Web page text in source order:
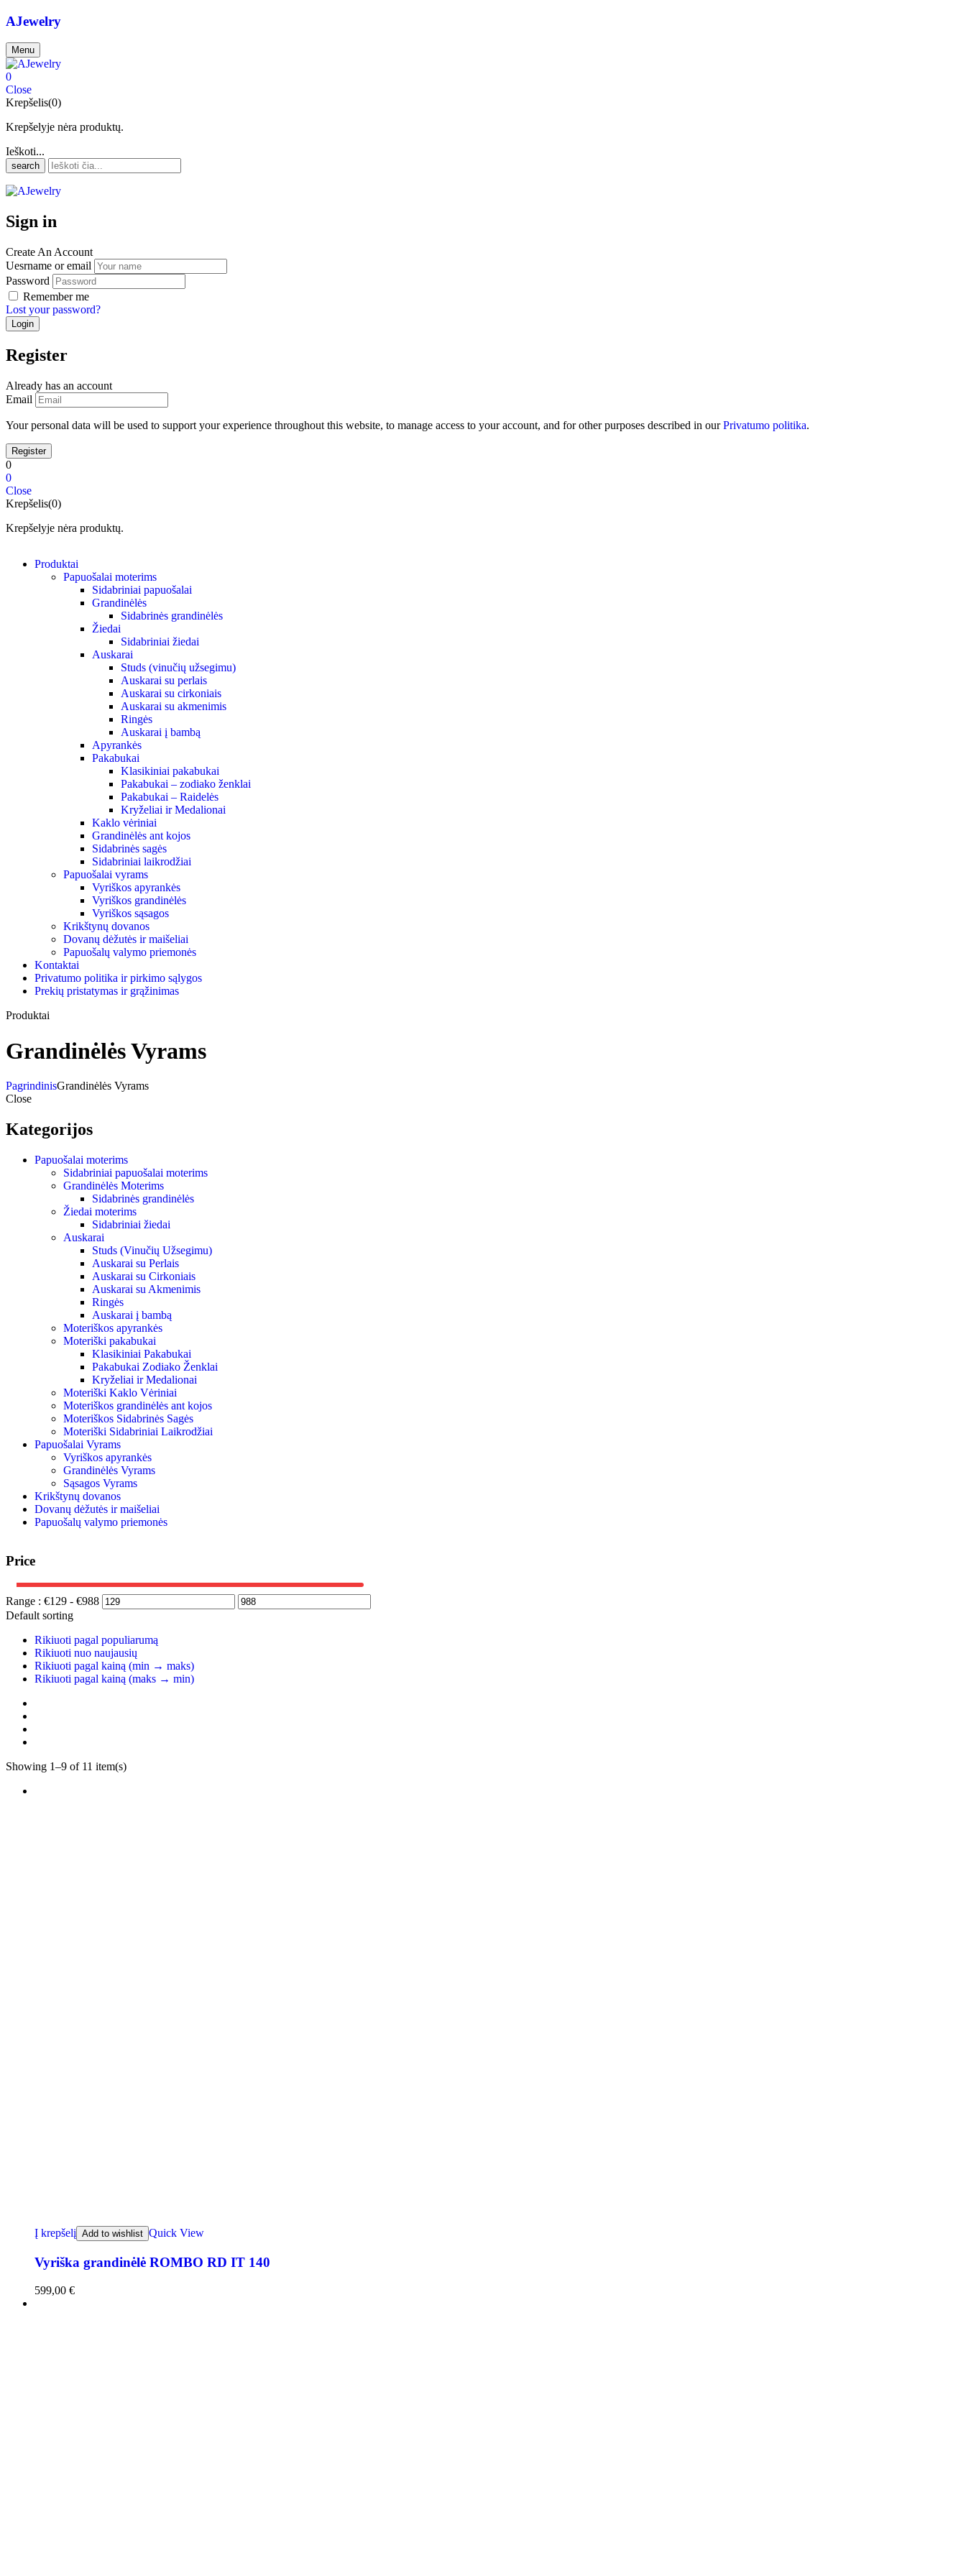
AJewelry
Menu
0
Close
Krepšelis(0)
Krepšelyje nėra produktų.
Ieškoti...
search
Sign in
Create An Account
Uesrname or email
Password
Remember me
Lost your password?
Register
Already has an account
Email
Your personal data will be used to support your experience throughout this website, to manage access to your account, and for other purposes described in ourPrivatumo politika.
0
0
Close
Krepšelis(0)
Krepšelyje nėra produktų.
Produktai
Papuošalai moterims
Sidabriniai papuošalai
Grandinėlės
Sidabrinės grandinėlės
Žiedai
Sidabriniai žiedai
Auskarai
Studs (vinučių užsegimu)
Auskarai su perlais
Auskarai su cirkoniais
Auskarai su akmenimis
Ringės
Auskarai į bambą
Apyrankės
Pakabukai
Klasikiniai pakabukai
Pakabukai – zodiako ženklai
Pakabukai – Raidelės
Kryželiai ir Medalionai
Kaklo vėriniai
Grandinėlės ant kojos
Sidabrinės sagės
Sidabriniai laikrodžiai
Papuošalai vyrams
Vyriškos apyrankės
Vyriškos grandinėlės
Vyriškos sąsagos
Krikštynų dovanos
Dovanų dėžutės ir maišeliai
Papuošalų valymo priemonės
Kontaktai
Privatumo politika ir pirkimo sąlygos
Prekių pristatymas ir grąžinimas
Produktai
Grandinėlės Vyrams
PagrindinisGrandinėlės Vyrams
Close
Kategorijos
Papuošalai moterims
Sidabriniai papuošalai moterims
Grandinėlės Moterims
Sidabrinės grandinėlės
Žiedai moterims
Sidabriniai žiedai
Auskarai
Studs (Vinučių Užsegimu)
Auskarai su Perlais
Auskarai su Cirkoniais
Auskarai su Akmenimis
Ringės
Auskarai į bambą
Moteriškos apyrankės
Moteriški pakabukai
Klasikiniai Pakabukai
Pakabukai Zodiako Ženklai
Kryželiai ir Medalionai
Moteriški Kaklo Vėriniai
Moteriškos grandinėlės ant kojos
Moteriškos Sidabrinės Sagės
Moteriški Sidabriniai Laikrodžiai
Papuošalai Vyrams
Vyriškos apyrankės
Grandinėlės Vyrams
Sąsagos Vyrams
Krikštynų dovanos
Dovanų dėžutės ir maišeliai
Papuošalų valymo priemonės
Price
Range : €129 - €988
Default sorting
Rikiuoti pagal populiarumą
Rikiuoti nuo naujausių
Rikiuoti pagal kainą (min → maks)
Rikiuoti pagal kainą (maks → min)
Showing 1–9 of 11 item(s)
Į krepšelį Add to wishlist Quick View
Vyriška grandinėlė ROMBO RD IT 140
599,00 €